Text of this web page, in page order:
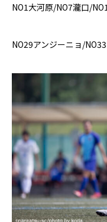
NO1大河原/NO7瀧口/
NO29アンジーニョ/NO33